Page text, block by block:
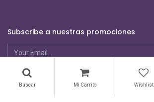
Buscar Mi Carrito Wishlist
Subscribe a nuestras promociones
Métodos de Pago